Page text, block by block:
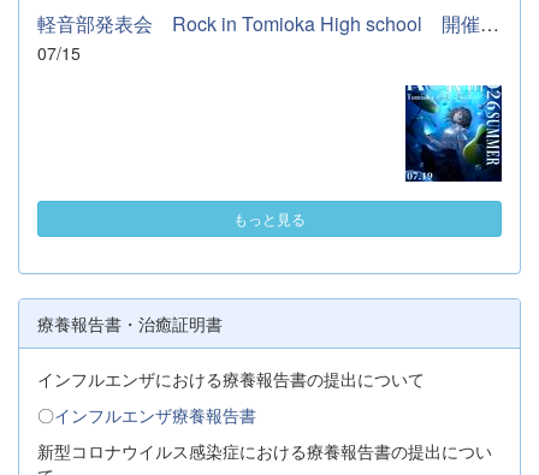
軽音部発表会 Rock in Tomioka High school 開催します
07/15
もっと見る
療養報告書・治癒証明書
インフルエンザにおける療養報告書の提出について
〇インフルエンザ療養報告書
新型コロナウイルス感染症における療養報告書の提出につい